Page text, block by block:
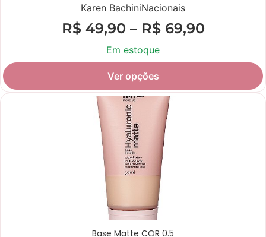
Karen BachiniNacionais
R$49,90 – R$69,90
Em estoque
Ver opções
Base Matte COR 0.5